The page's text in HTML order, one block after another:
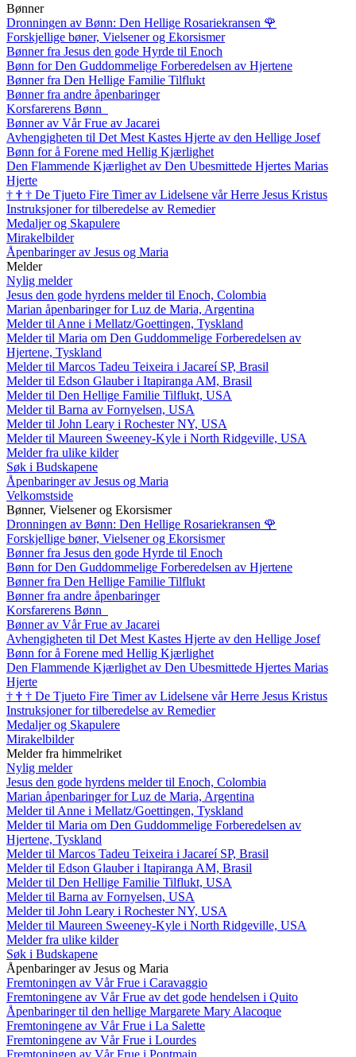
Bønner
Dronningen av Bønn: Den Hellige Rosariekransen 🌹
Forskjellige bøner, Vielsener og Ekorsismer
Bønner fra Jesus den gode Hyrde til Enoch
Bønn for Den Guddommelige Forberedelsen av Hjertene
Bønner fra Den Hellige Familie Tilflukt
Bønner fra andre åpenbaringer
Korsfarerens Bønn
Bønner av Vår Frue av Jacarei
Avhengigheten til Det Mest Kastes Hjerte av den Hellige Josef
Bønn for å Forene med Hellig Kjærlighet
Den Flammende Kjærlighet av Den Ubesmittede Hjertes Marias
Hjerte
† † † De Tjueto Fire Timer av Lidelsene vår Herre Jesus Kristus
Instruksjoner for tilberedelse av Remedier
Medaljer og Skapulere
Mirakelbilder
Åpenbaringer av Jesus og Maria
Melder
Nylig melder
Jesus den gode hyrdens melder til Enoch, Colombia
Marian åpenbaringer for Luz de Maria, Argentina
Melder til Anne i Mellatz/Goettingen, Tyskland
Melder til Maria om Den Guddommelige Forberedelsen av
Hjertene, Tyskland
Melder til Marcos Tadeu Teixeira i Jacareí SP, Brasil
Melder til Edson Glauber i Itapiranga AM, Brasil
Melder til Den Hellige Familie Tilflukt, USA
Melder til Barna av Fornyelsen, USA
Melder til John Leary i Rochester NY, USA
Melder til Maureen Sweeney-Kyle i North Ridgeville, USA
Melder fra ulike kilder
Søk i Budskapene
Åpenbaringer av Jesus og Maria
Velkomstside
Bønner, Vielsener og Ekorsismer
Dronningen av Bønn: Den Hellige Rosariekransen 🌹
Forskjellige bøner, Vielsener og Ekorsismer
Bønner fra Jesus den gode Hyrde til Enoch
Bønn for Den Guddommelige Forberedelsen av Hjertene
Bønner fra Den Hellige Familie Tilflukt
Bønner fra andre åpenbaringer
Korsfarerens Bønn
Bønner av Vår Frue av Jacarei
Avhengigheten til Det Mest Kastes Hjerte av den Hellige Josef
Bønn for å Forene med Hellig Kjærlighet
Den Flammende Kjærlighet av Den Ubesmittede Hjertes Marias
Hjerte
† † † De Tjueto Fire Timer av Lidelsene vår Herre Jesus Kristus
Instruksjoner for tilberedelse av Remedier
Medaljer og Skapulere
Mirakelbilder
Melder fra himmelriket
Nylig melder
Jesus den gode hyrdens melder til Enoch, Colombia
Marian åpenbaringer for Luz de Maria, Argentina
Melder til Anne i Mellatz/Goettingen, Tyskland
Melder til Maria om Den Guddommelige Forberedelsen av
Hjertene, Tyskland
Melder til Marcos Tadeu Teixeira i Jacareí SP, Brasil
Melder til Edson Glauber i Itapiranga AM, Brasil
Melder til Den Hellige Familie Tilflukt, USA
Melder til Barna av Fornyelsen, USA
Melder til John Leary i Rochester NY, USA
Melder til Maureen Sweeney-Kyle i North Ridgeville, USA
Melder fra ulike kilder
Søk i Budskapene
Åpenbaringer av Jesus og Maria
Fremtoningen av Vår Frue i Caravaggio
Fremtoningene av Vår Frue av det gode hendelsen i Quito
Åpenbaringer til den hellige Margarete Mary Alacoque
Fremtoningene av Vår Frue i La Salette
Fremtoningene av Vår Frue i Lourdes
Fremtoningen av Vår Frue i Pontmain